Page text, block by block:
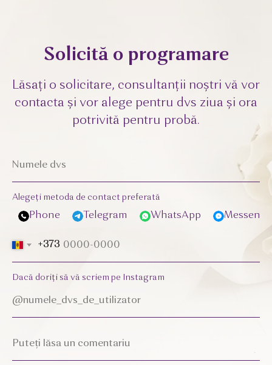
Solicită o programare
Lăsați o solicitare, consultanții noștri vă vor
contacta și vor alege pentru dvs ziua și ora
potrivită pentru probă.
Alegeți metoda de contact preferată
Phone Telegram WhatsApp
+373
Dacă doriți să vă scriem pe Instagram